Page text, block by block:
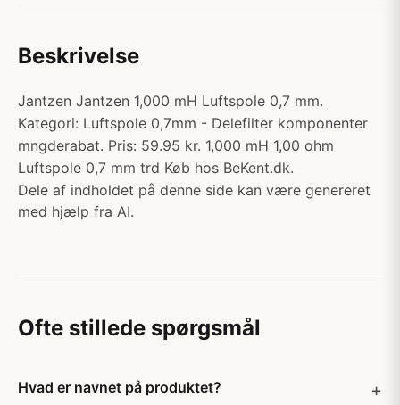
Beskrivelse
Jantzen Jantzen 1,000 mH Luftspole 0,7 mm.
Kategori: Luftspole 0,7mm - Delefilter komponenter
mngderabat. Pris: 59.95 kr. 1,000 mH 1,00 ohm
Luftspole 0,7 mm trd Køb hos BeKent.dk.
Dele af indholdet på denne side kan være genereret
med hjælp fra AI.
Ofte stillede spørgsmål
Hvad er navnet på produktet?